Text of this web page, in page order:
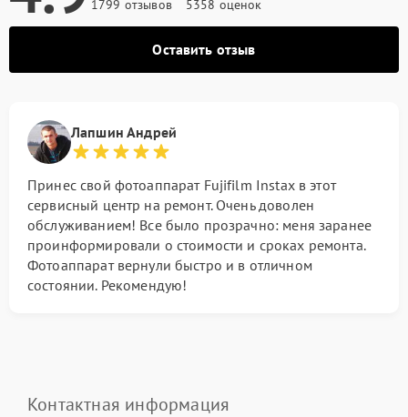
1799 отзывов 5358 оценок
Оставить отзыв
Лапшин Андрей
Принес свой фотоаппарат Fujifilm Instax в этот
сервисный центр на ремонт. Очень доволен
обслуживанием! Все было прозрачно: меня заранее
проинформировали о стоимости и сроках ремонта.
Фотоаппарат вернули быстро и в отличном
состоянии. Рекомендую!
Контактная информация